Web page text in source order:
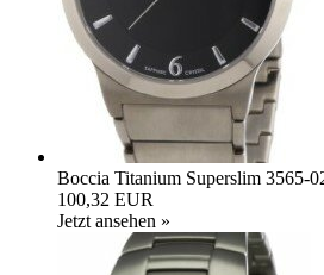
Boccia Titanium Superslim 3565-
100,32 EUR
Jetzt ansehen »